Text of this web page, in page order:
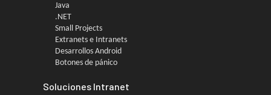
Java
.NET
Small Projects
Extranets e Intranets
Desarrollos Android
Botones de pánico
Soluciones Intranet